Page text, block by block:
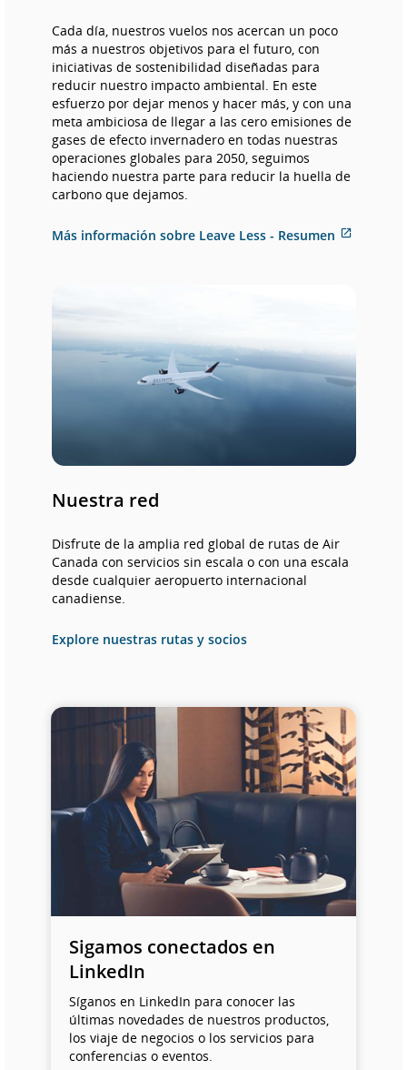
Cada día, nuestros vuelos nos acercan un poco
más a nuestros objetivos para el futuro, con
iniciativas de sostenibilidad diseñadas para
reducir nuestro impacto ambiental. En este
esfuerzo por dejar menos y hacer más, y con una
meta ambiciosa de llegar a las cero emisiones de
gases de efecto invernadero en todas nuestras
operaciones globales para 2050, seguimos
haciendo nuestra parte para reducir la huella de
carbono que dejamos.
Más información sobre Leave Less - Resumen
Sitio
las
pautas
de
las
Nuestra red
Disfrute de la amplia red global de rutas de Air
Canada con servicios sin escala o con una escala
desde cualquier aeropuerto internacional
canadiense.
Explore nuestras rutas y socios
Sigamos conectados en
LinkedIn
Síganos en LinkedIn para conocer las
últimas novedades de nuestros productos,
los viaje de negocios o los servicios para
conferencias o eventos.